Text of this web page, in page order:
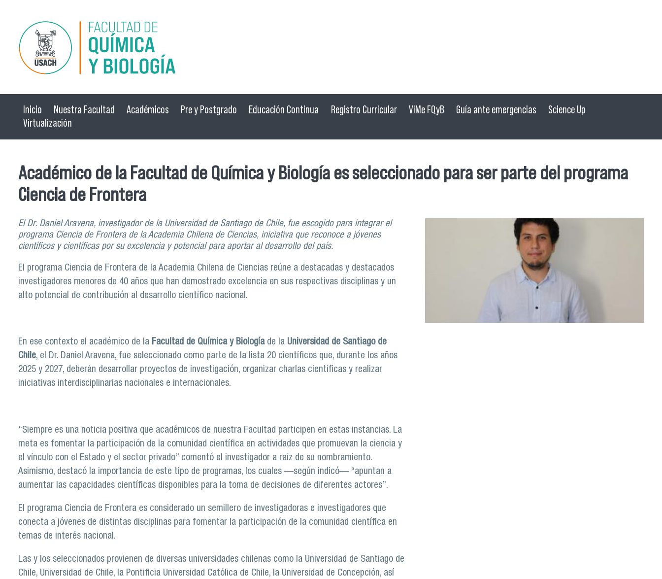
Pasar al contenido principal
Inicio Nuestra Facultad Académicos Pre y Postgrado Educación Continua Registro Curricular ViMe FQyB Guía ante emergencias
Science Up
Virtualización
Académico de la Facultad de Química y Biología es seleccionado para ser parte del programa
Ciencia de Frontera
El Dr. Daniel Aravena, investigador de la Universidad de Santiago de Chile, fue escogido para integrar el
programa Ciencia de Frontera de la Academia Chilena de Ciencias, iniciativa que reconoce a jóvenes
científicos y científicas por su excelencia y potencial para aportar al desarrollo del país.
El programa Ciencia de Frontera de la Academia Chilena de Ciencias reúne a destacadas y destacados
investigadores menores de 40 años que han demostrado excelencia en sus respectivas disciplinas y un
alto potencial de contribución al desarrollo científico nacional.
En ese contexto el académico de la Facultad de Química y Biologíade la Universidad de Santiago de
Chile, el Dr. Daniel Aravena, fue seleccionado como parte de la lista 20 científicos que, durante los años
2025 y 2027, deberán desarrollar proyectos de investigación, organizar charlas científicas y realizar
iniciativas interdisciplinarias nacionales e internacionales.
“Siempre es una noticia positiva que académicos de nuestra Facultad participen en estas instancias. La
meta es fomentar la participación de la comunidad científica en actividades que promuevan la ciencia y
el vínculo con el Estado y el sector privado” comentó el investigador a raíz de su nombramiento.
Asimismo, destacó la importancia de este tipo de programas, los cuales —según indicó— “apuntan a
aumentar las capacidades científicas disponibles para la toma de decisiones de diferentes actores”.
El programa Ciencia de Frontera es considerado un semillero de investigadoras e investigadores que
conecta a jóvenes de distintas disciplinas para fomentar la participación de la comunidad científica en
temas de interés nacional.
Las y los seleccionados provienen de diversas universidades chilenas como la Universidad de Santiago de
Chile, Universidad de Chile, la Pontificia Universidad Católica de Chile, la Universidad de Concepción, así